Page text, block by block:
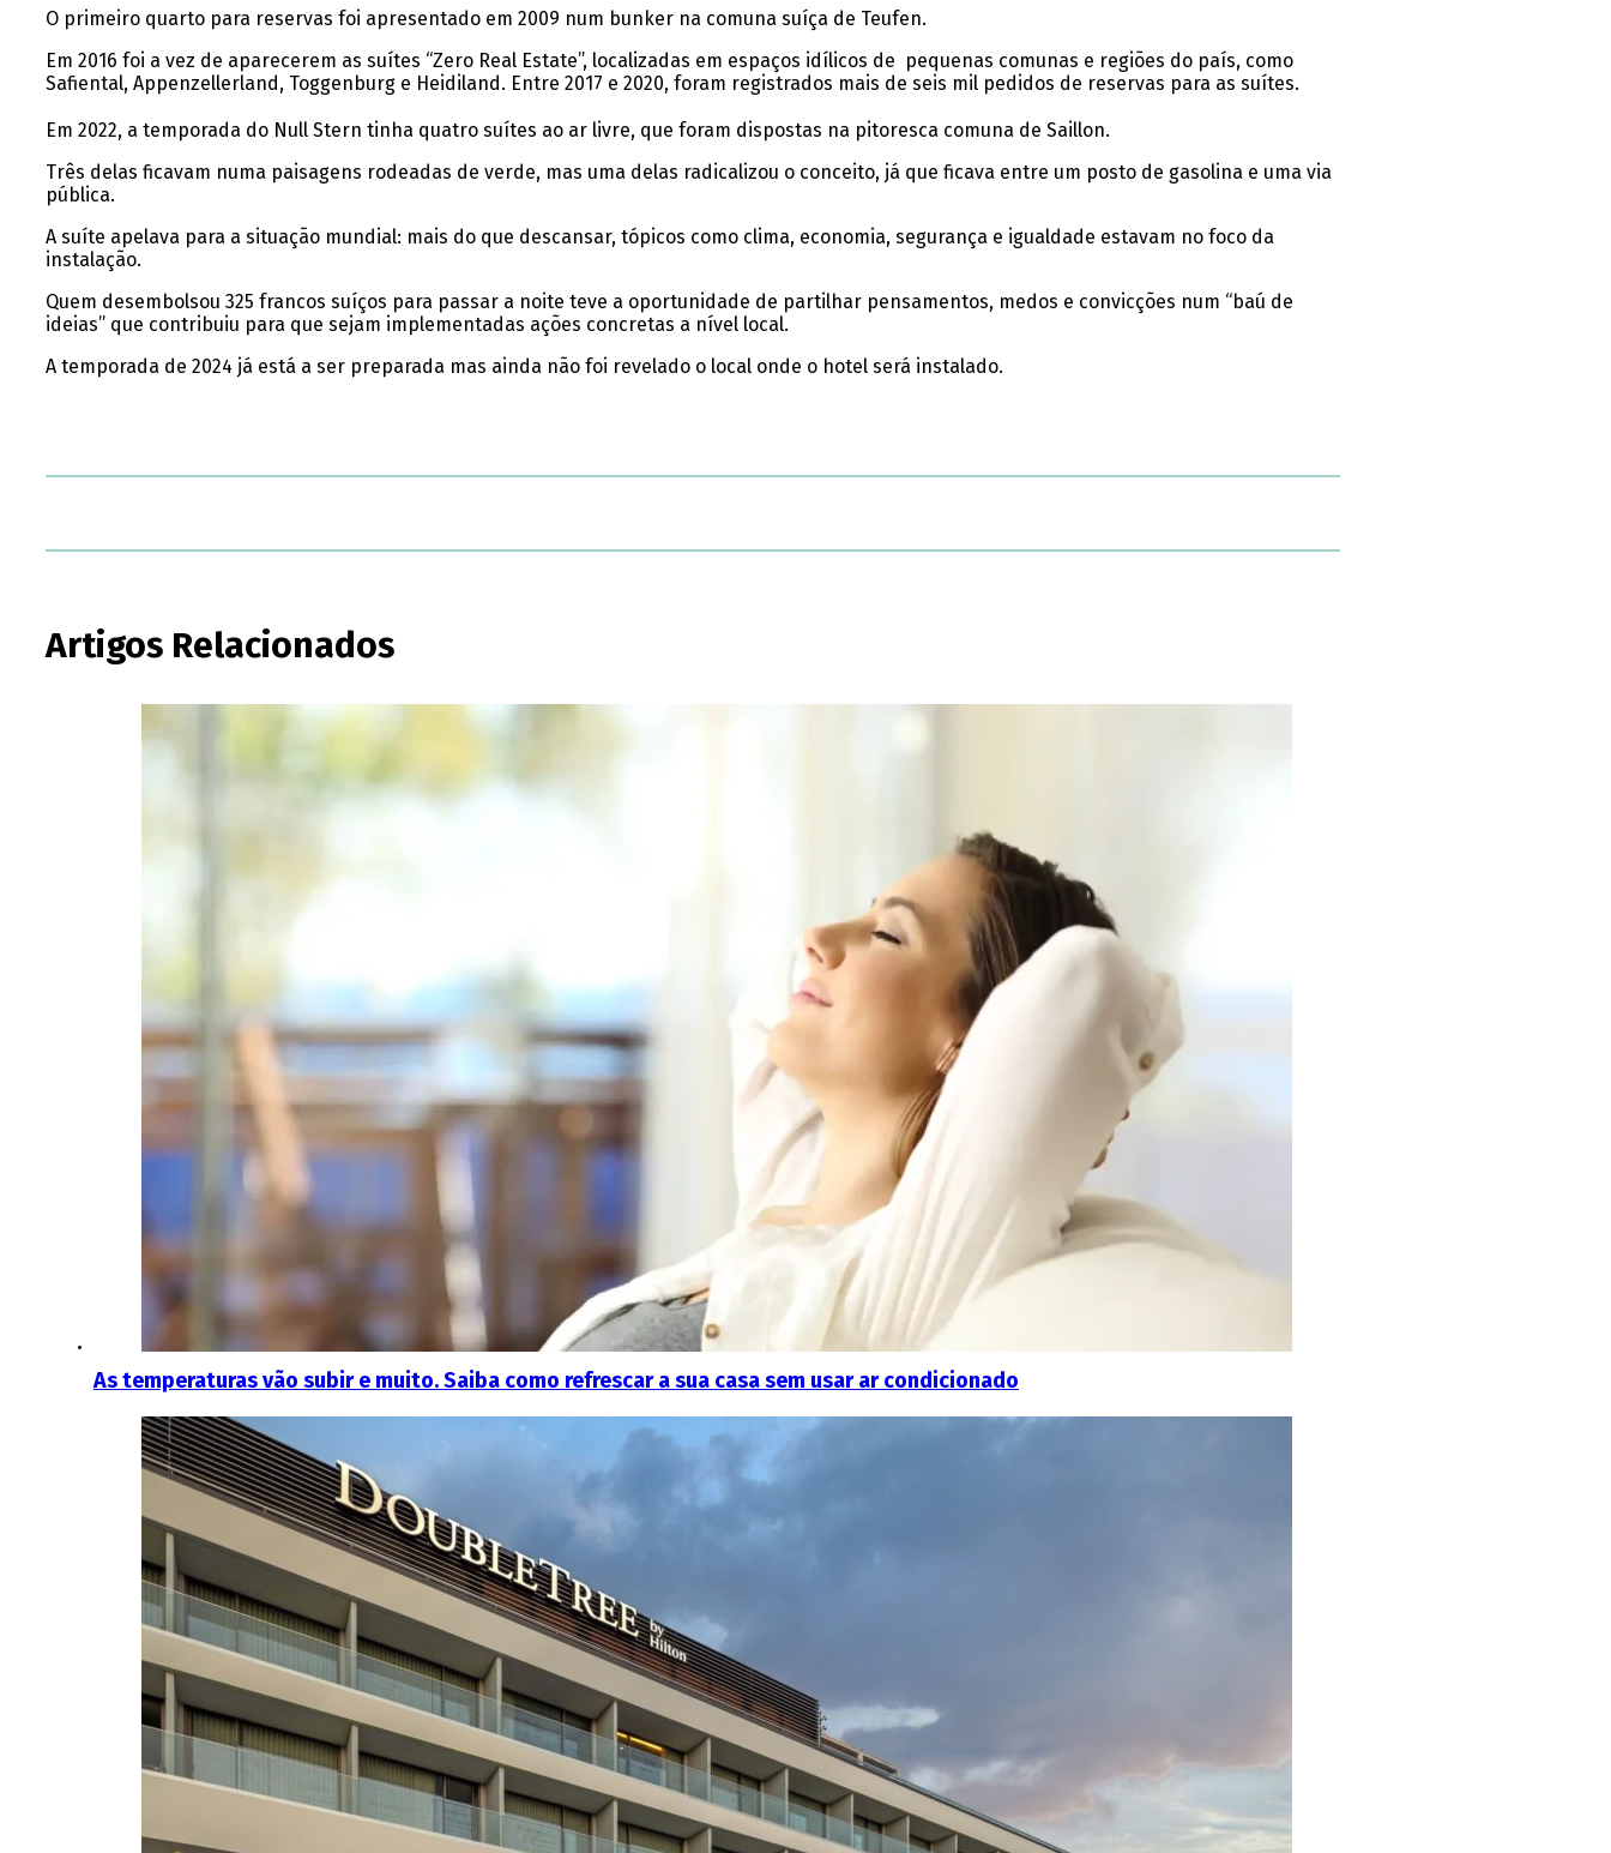
O primeiro quarto para reservas foi apresentado em 2009 num bunker na comuna suíça de Teufen.
Em 2016 foi a vez de aparecerem as suítes “Zero Real Estate”, localizadas em espaços idílicos de pequenas comunas e regiões do país, como
Safiental, Appenzellerland, Toggenburg e Heidiland. Entre 2017 e 2020, foram registrados mais de seis mil pedidos de reservas para as suítes.
Em 2022, a temporada do Null Stern tinha quatro suítes ao ar livre, que foram dispostas na pitoresca comuna de Saillon.
Três delas ficavam numa paisagens rodeadas de verde, mas uma delas radicalizou o conceito, já que ficava entre um posto de gasolina e uma via
pública.
A suíte apelava para a situação mundial: mais do que descansar, tópicos como clima, economia, segurança e igualdade estavam no foco da
instalação.
Quem desembolsou 325 francos suíços para passar a noite teve a oportunidade de partilhar pensamentos, medos e convicções num “baú de
ideias” que contribuiu para que sejam implementadas ações concretas a nível local.
A temporada de 2024 já está a ser preparada mas ainda não foi revelado o local onde o hotel será instalado.
Artigos Relacionados
As temperaturas vão subir e muito. Saiba como refrescar a sua casa sem usar ar condicionado